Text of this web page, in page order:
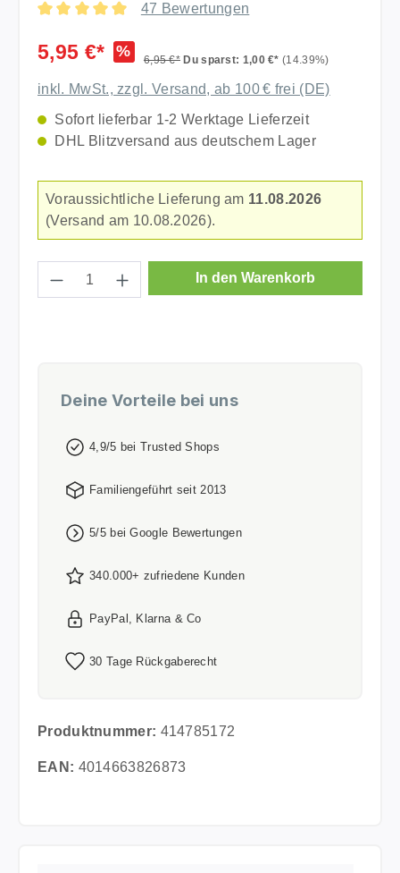
47 Bewertungen
5,95 €* % 6,95 €* Du sparst: 1,00 €*(14.39%)
inkl. MwSt., zzgl. Versand, ab 100 € frei (DE)
Sofort lieferbar 1-2 Werktage Lieferzeit
DHL Blitzversand aus deutschem Lager
Voraussichtliche Lieferung am 11.08.2026
(Versand am 10.08.2026).
Produkt Anzahl: Gib den gewünschten
In den Warenkorb
Deine Vorteile bei uns
4,9/5 bei Trusted Shops
Familiengeführt seit 2013
5/5 bei Google Bewertungen
340.000+ zufriedene Kunden
PayPal, Klarna & Co
30 Tage Rückgaberecht
Produktnummer: 414785172
EAN: 4014663826873